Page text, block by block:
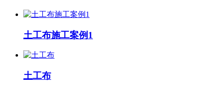
土工布施工案例1
土工布